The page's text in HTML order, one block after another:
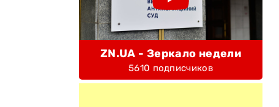
ZN.UA - Зеркало недели
5610 подписчиков